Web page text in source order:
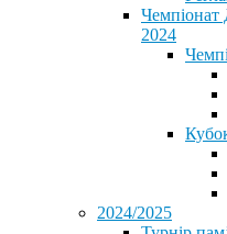
Чемпіонат
2024
2024/2025